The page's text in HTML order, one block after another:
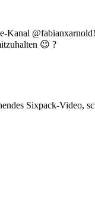
😉 ?
Sixpack-Video,